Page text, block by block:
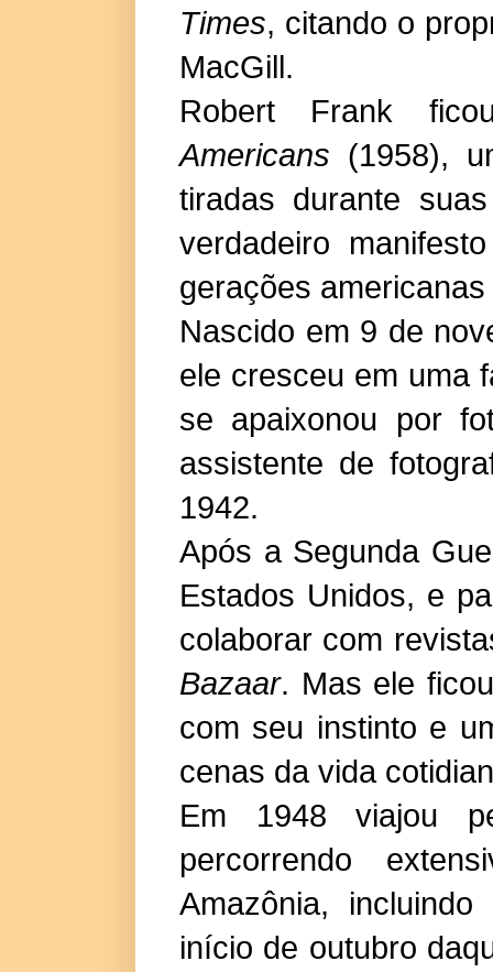
Times, citando o
MacGill.
Robert Frank
Americans (1958),
tiradas durante
verdadeiro
gerações
Nascido em 9 de
ele cresceu em uma
se apaixonou por
assistente de
1942.
Após a Segunda
Estados Unidos, e
colaborar com
Bazaar. Mas ele
com seu instinto e
cenas da vida
Em 1948 viajou
percorrendo
Amazônia,
início de outubro